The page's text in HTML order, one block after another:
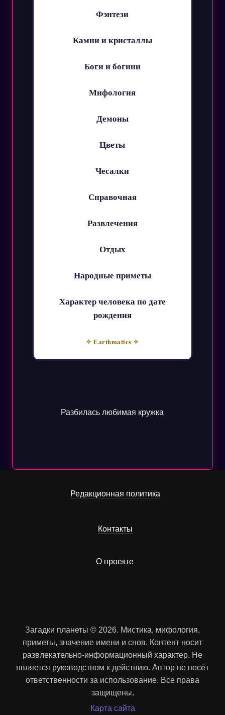
Фэнтези
Камни и кристаллы
Боги и богини
Мифология
Демоны
Цветы
Чесалки
Справочная
Развлечения
Отдых
Народные приметы
Характер человека по дате
рождения
✧ Earthmatics ✧
Разбилась любимая кружка
Редакционная политика
Контакты
О проекте
Загадки планеты © 2026. Мистика, мифология,
приметы, значение имени и снов. Контент носит
развлекательно-информационный характер. Не
является руководством к действию. Автор не несёт
ответственности за использование. Все права
защищены.
Карта сайта